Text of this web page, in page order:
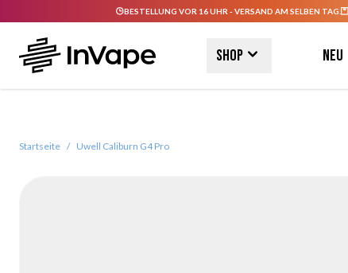
BESTELLUNG VOR 16 UHR - VERSAND AM SELBEN TAG.
Shop Neu
Startseite / Uwell Caliburn G4 Pro